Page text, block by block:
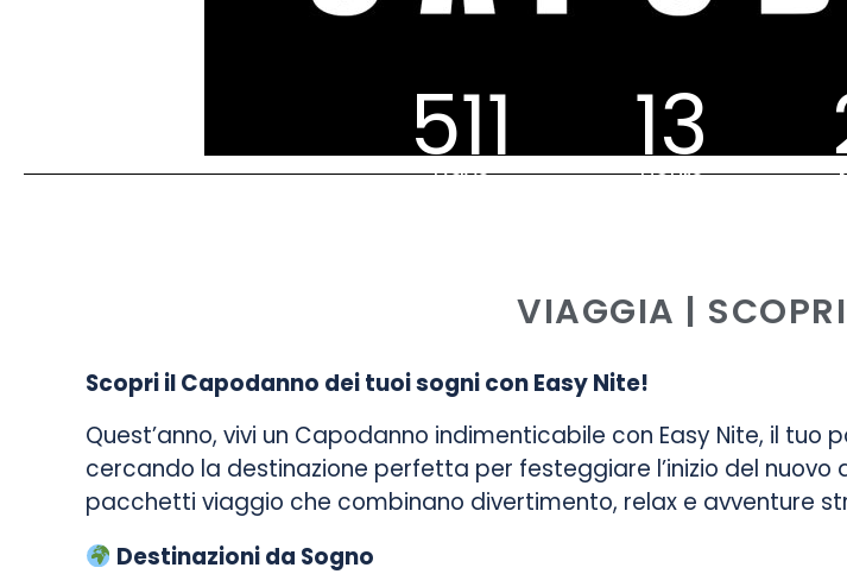
511
Days 13
Hours
VIAGGIA |
Scopri il Capodanno dei tuoi sogni con Easy Nite!
Quest’anno, vivi un Capodanno indimenticabile con Easy Nite, il
cercando la destinazione perfetta per festeggiare l’inizio del
pacchetti viaggio che combinano divertimento, relax e avventure
Destinazioni da Sogno